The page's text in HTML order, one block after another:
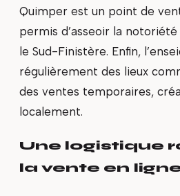
Quimper est un point de
permis d’asseoir la
le Sud-Finistère. Enfin,
régulièrement des lieux
des ventes temporaires,
localement.
Une logistique
la vente en